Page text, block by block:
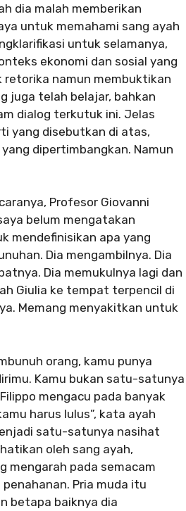
dia malah memberikan
untuk memahami sang ayah
untuk selamanya,
ekonomi dan sosial yang
retorika namun membuktikan
juga telah belajar, bahkan
dialog terkutuk ini. Jelas
yang disebutkan di atas,
dipertimbangkan. Namun
Profesor Giovanni
belum mengatakan
mendefinisikan apa yang
Dia mengambilnya. Dia
Dia memukulnya lagi dan
Giulia ke tempat terpencil di
Memang menyakitkan untuk
orang, kamu punya
Kamu bukan satu-satunya
mengacu pada banyak
harus lulus”, kata ayah
satu-satunya nasihat
oleh sang ayah,
mengarah pada semacam
Pria muda itu
betapa baiknya dia